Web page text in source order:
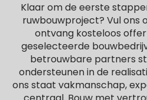
Klaar om de eerste
ruwbouwproject? Vul ons
ontvang kosteloos
geselecteerde
betrouwbare partners
ondersteunen in de
ons staat vakmanschap,